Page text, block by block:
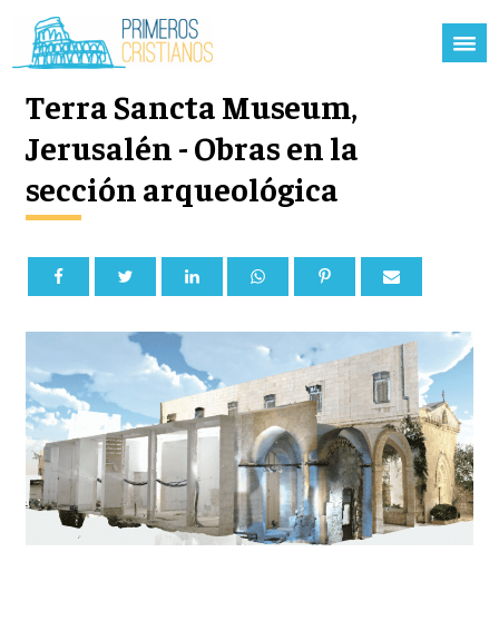
Terra Sancta Museum,
Jerusalén - Obras en la
sección arqueológica